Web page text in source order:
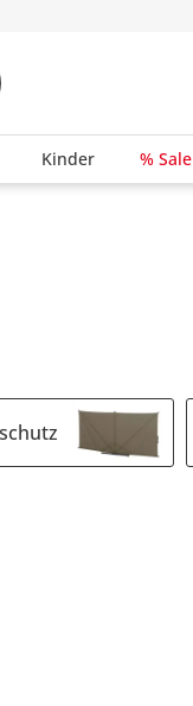
Kinder % Sale